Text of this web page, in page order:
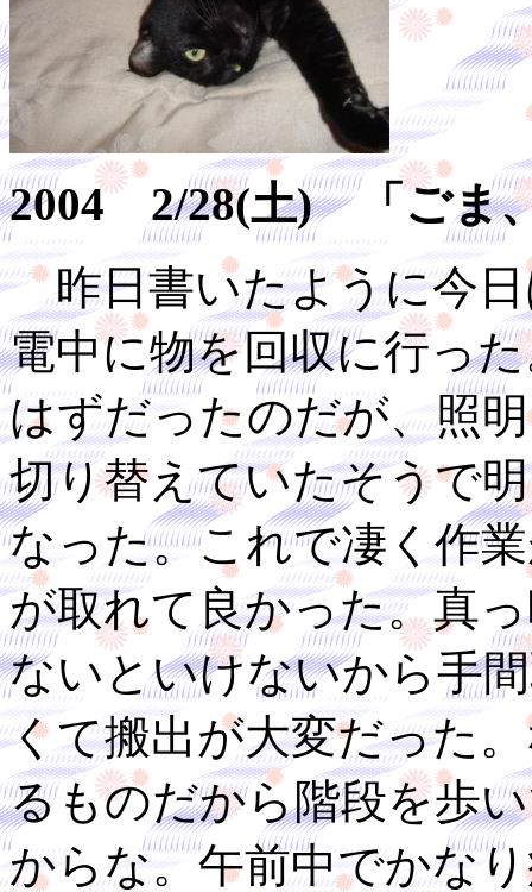
2004 2/28(土) 「ごま
昨日書いたように今日
電中に物を回収に行っ
はずだったのだが、照
切り替えていたそうで
なった。これで凄く作
が取れて良かった。真
ないといけないから手
くて搬出が大変だった
るものだから階段を歩
からな。午前中でかな